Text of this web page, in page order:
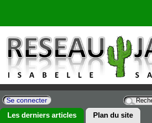
Se connecter
Les derniers articles Plan du site